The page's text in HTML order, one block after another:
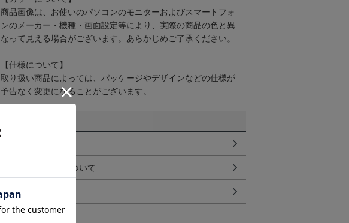
商品画像は、お使いのパソコンのモニターおよびスマートフォ
ンのメーカー・機種・画面設定等により、実際の商品の色と異
なって見える場合がございます。あらかじめご了承ください。
【仕様について】
取り扱い商品によっては、パッケージやデザインなどの仕様が
予告なく変更になることがございます。
ギフト対応について
ヘルプページ